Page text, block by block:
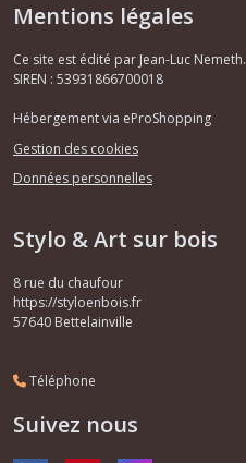
Mentions légales
Ce site est édité par Jean-Luc Nemeth.
SIREN : 53931866700018
Hébergement via eProShopping
Gestion des cookies
Données personnelles
Stylo & Art sur bois
8 rue du chaufour
https://styloenbois.fr
57640 Bettelainville
Téléphone
Suivez nous